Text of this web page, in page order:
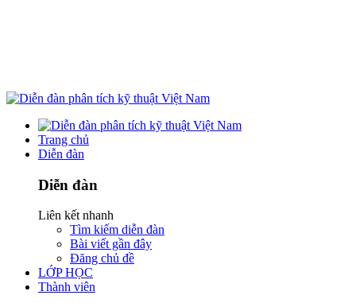
Trang chủ
Diễn đàn
Diễn đàn
Liên kết nhanh
Tìm kiếm diễn đàn
Bài viết gần đây
Đăng chủ đề
LỚP HỌC
Thành viên